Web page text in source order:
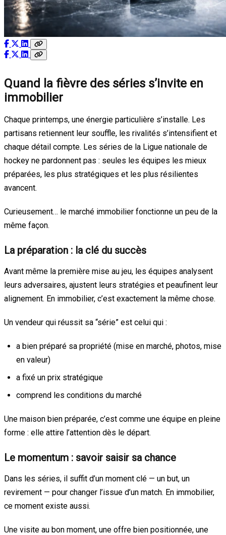
Quand la fièvre des séries s’invite en
immobilier
Chaque printemps, une énergie particulière s’installe. Les
partisans retiennent leur souffle, les rivalités s’intensifient et
chaque détail compte. Les séries de la Ligue nationale de
hockey ne pardonnent pas : seules les équipes les mieux
préparées, les plus stratégiques et les plus résilientes
avancent.
Curieusement… le marché immobilier fonctionne un peu de la
même façon.
La préparation : la clé du succès
Avant même la première mise au jeu, les équipes analysent
leurs adversaires, ajustent leurs stratégies et peaufinent leur
alignement. En immobilier, c’est exactement la même chose.
Un vendeur qui réussit sa “série” est celui qui :
a bien préparé sa propriété (mise en marché, photos, mise
en valeur)
a fixé un prix stratégique
comprend les conditions du marché
Une maison bien préparée, c’est comme une équipe en pleine
forme : elle attire l’attention dès le départ.
Le momentum : savoir saisir sa chance
Dans les séries, il suffit d’un moment clé — un but, un
revirement — pour changer l’issue d’un match. En immobilier,
ce moment existe aussi.
Une visite au bon moment, une offre bien positionnée, une